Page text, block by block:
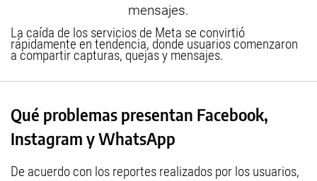
La caída de los servicios de Meta se convirtió
rápidamente en tendencia, donde usuarios comenzaron
a compartir capturas, quejas y mensajes.
Qué problemas presentan Facebook,
Instagram y WhatsApp
De acuerdo con los reportes realizados por los usuarios,